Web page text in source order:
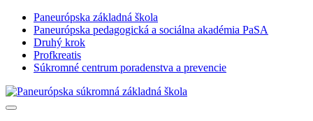
Paneurópska základná škola
Paneurópska pedagogická a sociálna akadémia PaSA
Druhý krok
Profkreatis
Súkromné centrum poradenstva a prevencie